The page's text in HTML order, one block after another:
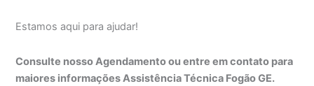
Estamos aqui para ajudar!
Consulte nosso Agendamento ou entre em contato para
maiores informações Assistência Técnica Fogão GE.